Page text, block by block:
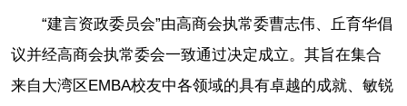
“建言资政委员会”由高商会执常委曹志伟、丘育华倡
议并经高商会执常委会一致通过决定成立。其旨在集合
来自大湾区EMBA校友中各领域的具有卓越的成就、敏锐